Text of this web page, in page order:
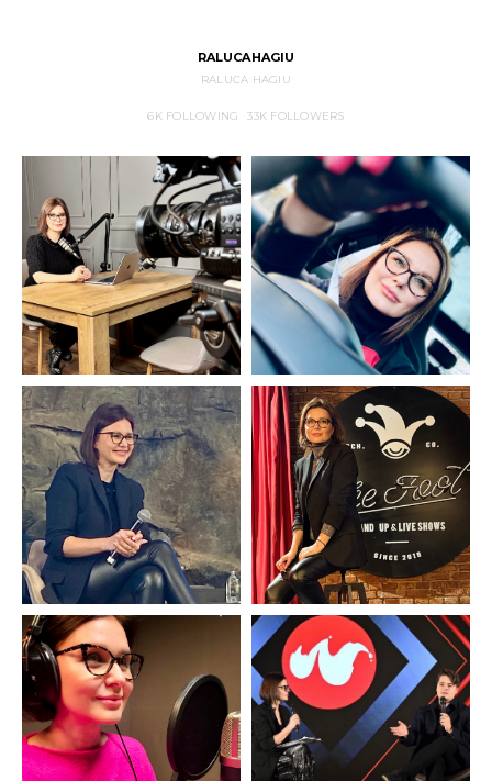
RALUCAHAGIU
RALUCA HAGIU
6KFOLLOWING 33K FOLLOWERS